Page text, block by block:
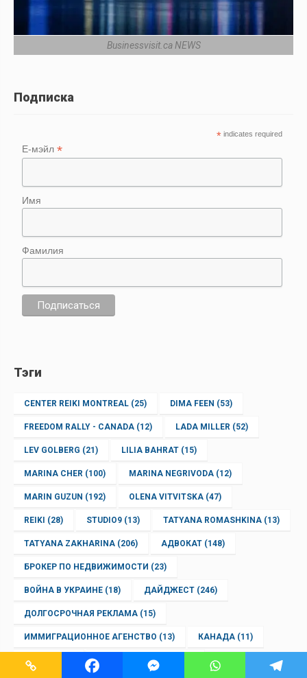
Businessvisit.ca NEWS
Подписка
* indicates required
Е-мэйл*
Имя
Фамилия
Тэги
CENTER REIKI MONTREAL (25) DIMA FEEN (53)
FREEDOM RALLY - CANADA (12) LADA MILLER (52)
LEV GOLBERG (21) LILIA BAHRAT (15)
MARINA CHER (100) MARINA NEGRIVODA (12)
MARIN GUZUN (192) OLENA VITVITSKA (47)
REIKI (28) STUDIO9 (13) TATYANA ROMASHKINA (13)
TATYANA ZAKHARINA (206) АДВОКАТ (148)
БРОКЕР ПО НЕДВИЖИМОСТИ (23)
ВОЙНА В УКРАИНЕ (18) ДАЙДЖЕСТ (246)
ДОЛГОСРОЧНАЯ РЕКЛАМА (15)
ИММИГРАЦИОННОЕ АГЕНСТВО (13) КАНАДА (11)
КВЕБЕК МАША ДОЛИНИНА